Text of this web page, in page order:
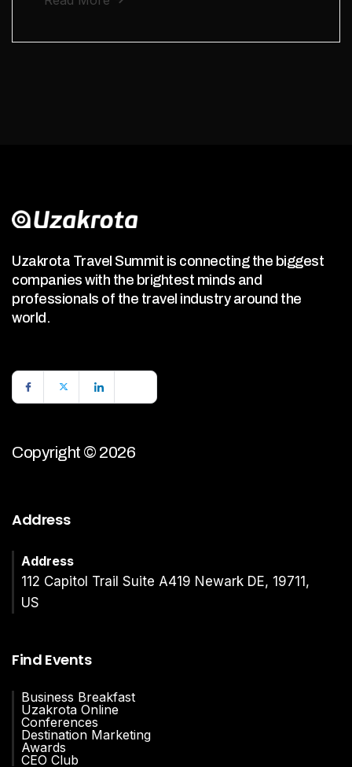
Uzakrota Travel Summit is connecting the biggest
companies with the brightest minds and
professionals of the travel industry around the
world.
Copyright © 2026
Address
Address
112 Capitol Trail Suite A419 Newark DE, 19711,
US
Find Events
Business Breakfast
Uzakrota Online
Conferences
Destination Marketing
Awards
CEO Club